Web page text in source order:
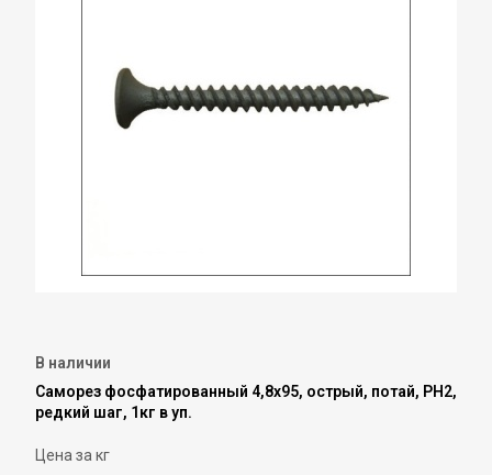
В наличии
Саморез фосфатированный 4,8х95, острый, потай, PH2,
редкий шаг, 1кг в уп.
Цена за кг